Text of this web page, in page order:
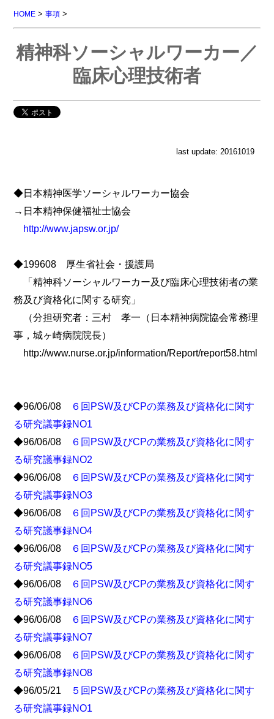
HOME >事項 >
精神科ソーシャルワーカー／
臨床心理技術者
last update: 20161019
◆日本精神医学ソーシャルワーカー協会
→日本精神保健福祉士協会
http://www.japsw.or.jp/
◆199608 厚生省社会・援護局
「精神科ソーシャルワーカー及び臨床心理技術者の業
務及び資格化に関する研究」
（分担研究者：三村 孝一（日本精神病院協会常務理
事，城ヶ崎病院院長）
http://www.nurse.or.jp/information/Report/report58.html
◆96/06/08
６回PSW及びCPの業務及び資格化に関す
る研究議事録NO1
◆96/06/08
６回PSW及びCPの業務及び資格化に関す
る研究議事録NO2
◆96/06/08
６回PSW及びCPの業務及び資格化に関す
る研究議事録NO3
◆96/06/08
６回PSW及びCPの業務及び資格化に関す
る研究議事録NO4
◆96/06/08
６回PSW及びCPの業務及び資格化に関す
る研究議事録NO5
◆96/06/08
６回PSW及びCPの業務及び資格化に関す
る研究議事録NO6
◆96/06/08
６回PSW及びCPの業務及び資格化に関す
る研究議事録NO7
◆96/06/08
６回PSW及びCPの業務及び資格化に関す
る研究議事録NO8
◆96/05/21
５回PSW及びCPの業務及び資格化に関す
る研究議事録NO1